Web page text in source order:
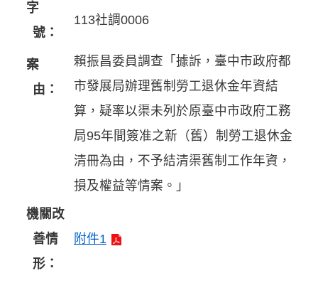
字
號：
113社調0006
案
由：
賴振昌委員調查「據訴，臺中市政府都
市發展局辦理舊制勞工退休金年資結
算，疑率以渠未列於原臺中市政府工務
局95年間簽准之新（舊）制勞工退休金
清冊為由，不予結清渠舊制工作年資，
損及權益等情案。」
機關改
善情
形：
附件1